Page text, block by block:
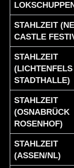
STAHLZEIT
CASTLE
STAHLZEIT
(LICHTENFELS
STADTHALLE)
STAHLZEIT
(OSNABRÜCK
ROSENHOF)
STAHLZEIT
(ASSEN/NL)